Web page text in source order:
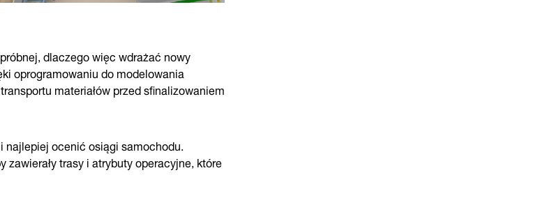
dlaczego więc wdrażać nowy
oprogramowaniu do modelowania
materiałów przed sfinalizowaniem
najlepiej ocenić osiągi samochodu.
trasy i atrybuty operacyjne, które